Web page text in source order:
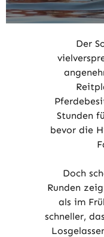
Der
Stunden
bevor die
Doch
Runden
als im
schneller,